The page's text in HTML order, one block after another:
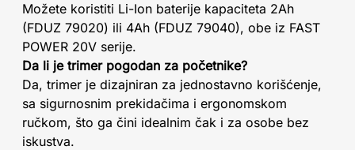
Možete koristiti Li-Ion baterije kapaciteta 2Ah
(FDUZ 79020) ili 4Ah (FDUZ 79040), obe iz FAST
POWER 20V serije.
Da li je trimer pogodan za početnike?
Da, trimer je dizajniran za jednostavno korišćenje,
sa sigurnosnim prekidačima i ergonomskom
ručkom, što ga čini idealnim čak i za osobe bez
iskustva.